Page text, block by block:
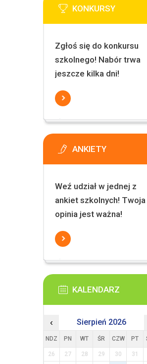
KONKURSY
Zgłoś się do konkursu
szkolnego! Nabór trwa
jeszcze kilka dni!
ANKIETY
Weź udział w jednej z
ankiet szkolnych! Twoja
opinia jest ważna!
KALENDARZ
‹ Sierpień 2026
NDZ PN WT ŚR CZW PT
26 27 28 29 30 31